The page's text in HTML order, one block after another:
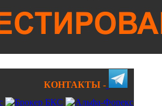
КОНТАКТЫ -